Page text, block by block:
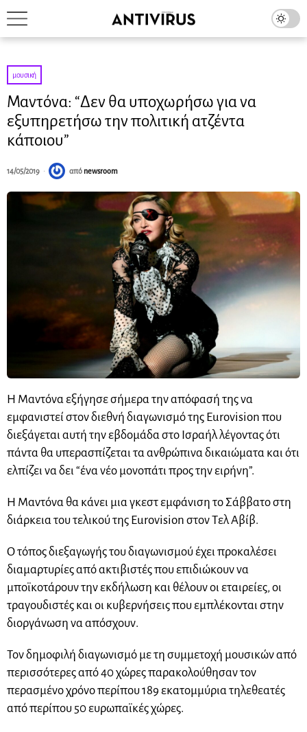
μουσική
Μαντόνα: “Δεν θα υποχωρήσω για να
εξυπηρετήσω την πολιτική ατζέντα
κάποιου”
14/05/2019 από newsroom
Η Μαντόνα εξήγησε σήμερα την απόφασή της να
εμφανιστεί στον διεθνή διαγωνισμό της Eurovision που
διεξάγεται αυτή την εβδομάδα στο Ισραήλ λέγοντας ότι
πάντα θα υπερασπίζεται τα ανθρώπινα δικαιώματα και ότι
ελπίζει να δει “ένα νέο μονοπάτι προς την ειρήνη”.
Η Μαντόνα θα κάνει μια γκεστ εμφάνιση το Σάββατο στη
διάρκεια του τελικού της Eurovision στον Τελ Αβίβ.
Ο τόπος διεξαγωγής του διαγωνισμού έχει προκαλέσει
διαμαρτυρίες από ακτιβιστές που επιδιώκουν να
μποϊκοτάρουν την εκδήλωση και θέλουν οι εταιρείες, οι
τραγουδιστές και οι κυβερνήσεις που εμπλέκονται στην
διοργάνωση να απόσχουν.
Τον δημοφιλή διαγωνισμό με τη συμμετοχή μουσικών από
περισσότερες από 40 χώρες παρακολούθησαν τον
περασμένο χρόνο περίπου 189 εκατομμύρια τηλεθεατές
από περίπου 50 ευρωπαϊκές χώρες.